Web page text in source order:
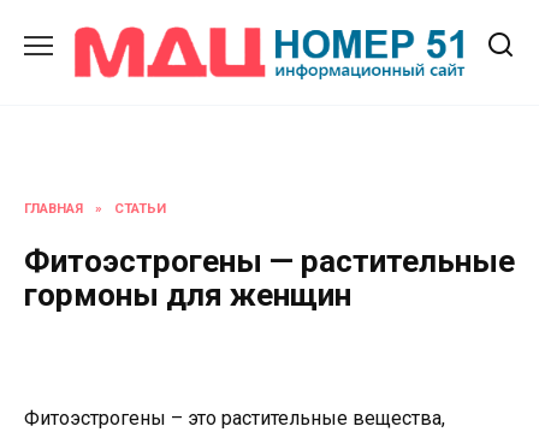
содержанию
ГЛАВНАЯ » СТАТЬИ
Фитоэстрогены — растительные
гормоны для женщин
Фитоэстрогены – это растительные вещества,